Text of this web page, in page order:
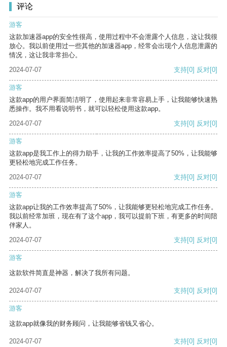
评论
游客
这款加速器app的安全性很高，使用过程中不会泄露个人信息，这让我很
放心。我以前使用过一些其他的加速器app，经常会出现个人信息泄露的
情况，这让我非常担心。
2024-07-07
支持[0] 反对[0]
游客
这款app的用户界面简洁明了，使用起来非常容易上手，让我能够快速熟
悉操作。我不用看说明书，就可以轻松使用这款app。
2024-07-07
支持[0] 反对[0]
游客
这款app是我工作上的得力助手，让我的工作效率提高了50%，让我能够
更轻松地完成工作任务。
2024-07-07
支持[0] 反对[0]
游客
这款app让我的工作效率提高了50%，让我能够更轻松地完成工作任务。
我以前经常加班，现在有了这个app，我可以提前下班，有更多的时间陪
伴家人。
2024-07-07
支持[0] 反对[0]
游客
这款软件简直是神器，解决了我所有问题。
2024-07-07 支持[0] 反对[0]
游客
这款app就像我的财务顾问，让我能够省钱又省心。
2024-07-07 支持[0] 反对[0]